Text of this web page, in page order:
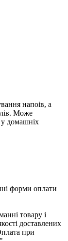
напоів, а
Може
у домашніх
форми оплати
товару і
доставлених
при